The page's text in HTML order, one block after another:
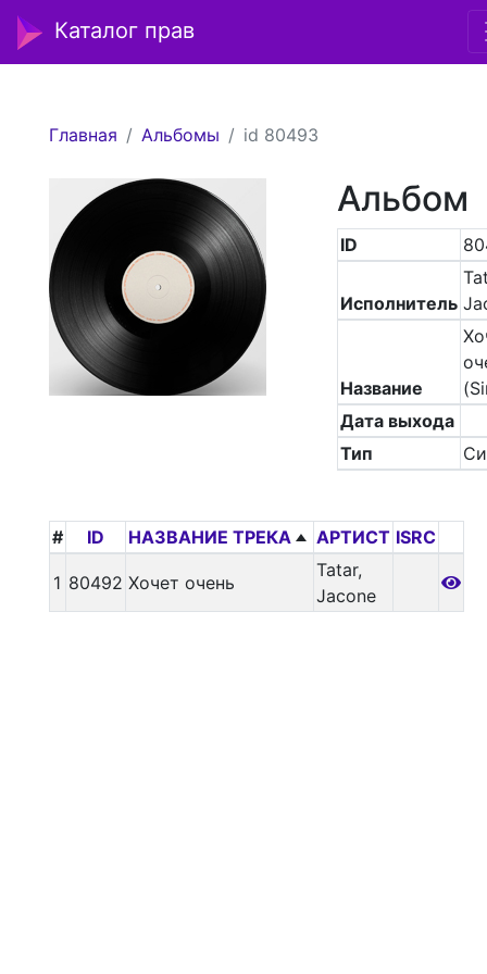
Каталог прав
Главная Альбомы id 80493
Альбом
ID
Исполнитель
Название
Дата выхода
Тип
# ID НАЗВАНИЕ ТРЕКА АРТИСТ ISRC
1 80492 Хочет очень
Tatar,
Jacone